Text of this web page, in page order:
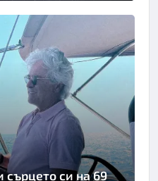
сърцето си на 69